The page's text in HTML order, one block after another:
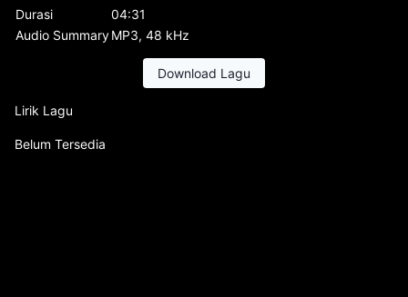
Durasi
04:31
Audio SummaryMP3, 48 kHz
Download Lagu
Lirik Lagu
Belum Tersedia